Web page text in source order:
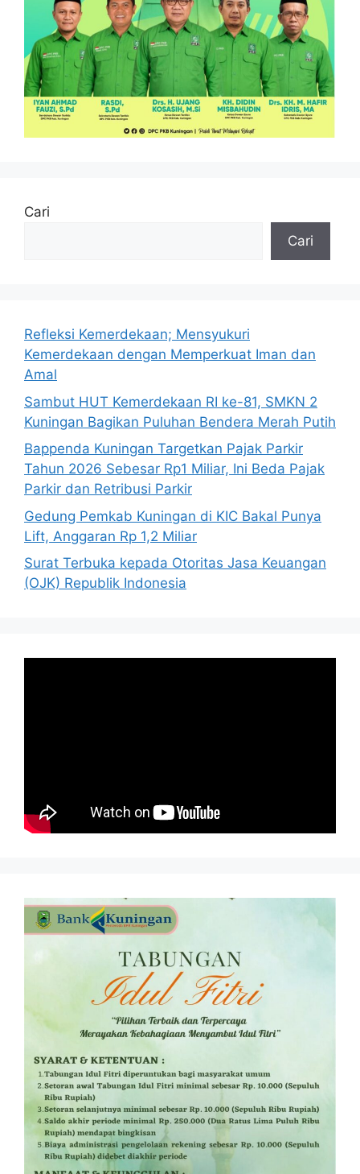
Cari
Cari
Refleksi Kemerdekaan; Mensyukuri
Kemerdekaan dengan Memperkuat Iman dan
Amal
Sambut HUT Kemerdekaan RI ke-81, SMKN 2
Kuningan Bagikan Puluhan Bendera Merah Putih
Bappenda Kuningan Targetkan Pajak Parkir
Tahun 2026 Sebesar Rp1 Miliar, Ini Beda Pajak
Parkir dan Retribusi Parkir
Gedung Pemkab Kuningan di KIC Bakal Punya
Lift, Anggaran Rp 1,2 Miliar
Surat Terbuka kepada Otoritas Jasa Keuangan
(OJK) Republik Indonesia